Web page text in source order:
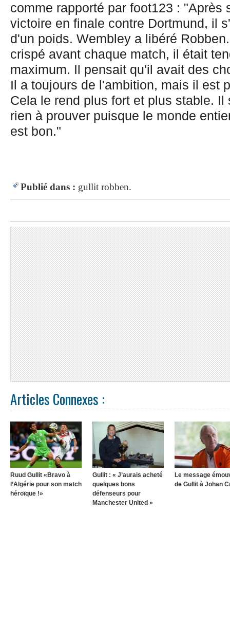
comme rapporté par foot123 : "Après
victoire en finale contre Dortmund, il
d'un poids. Wembley a libéré
crispé avant chaque match, il était
maximum. Il pensait qu'il avait des
Il a toujours de l'ambition, mais il est
Cela le rend plus fort et plus stable. Il
rien à prouver puisque le monde
est bon."
Publié dans : gullit robben.
Articles Connexes :
Ruud Gullit «Bravo à
l’Algérie pour son match
héroïque !»
Gullit : « J’aurais acheté
quelques bons
défenseurs pour
Manchester United »
Le message
de Gullit à Johan